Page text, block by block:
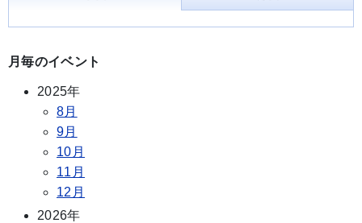
月毎のイベント
2025年
8月
9月
10月
11月
12月
2026年